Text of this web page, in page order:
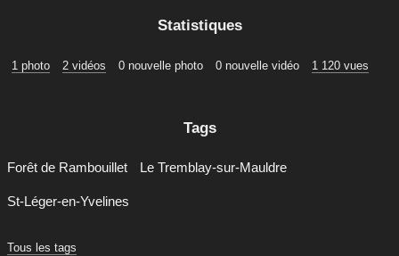
Statistiques
1 photo 2 vidéos 0 nouvelle photo 0 nouvelle vidéo 1 120 vues
Tags
Forêt de Rambouillet Le Tremblay-sur-Mauldre
St-Léger-en-Yvelines
Tous les tags